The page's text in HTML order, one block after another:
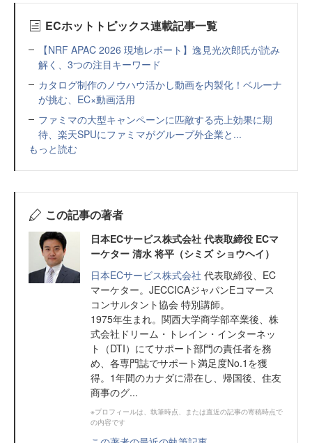
ECホットトピックス連載記事一覧
【NRF APAC 2026 現地レポート】逸見光次郎氏が読み
解く、3つの注目キーワード
カタログ制作のノウハウ活かし動画を内製化！ベルーナ
が挑む、EC×動画活用
ファミマの大型キャンペーンに匹敵する売上効果に期
待、楽天SPUにファミマがグループ外企業と...
もっと読む
この記事の著者
日本ECサービス株式会社 代表取締役 ECマ
ーケター 清水 将平（シミズ ショウヘイ）
日本ECサービス株式会社 代表取締役、EC
マーケター。JECCICAジャパンEコマース
コンサルタント協会 特別講師。
1975年生まれ。関西大学商学部卒業後、株
式会社ドリーム・トレイン・インターネッ
ト（DTI）にてサポート部門の責任者を務
め、各専門誌でサポート満足度No.1を獲
得。1年間のカナダに滞在し、帰国後、住友
商事のグ...
※プロフィールは、執筆時点、または直近の記事の寄稿時点で
の内容です